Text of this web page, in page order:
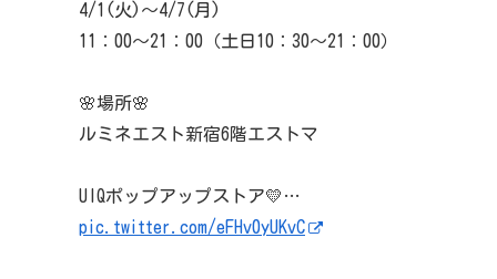
4/1(火)～4/7(月)
11：00～21：00（土日10：30～21：00）
🌸場所🌸
ルミネエスト新宿6階エストマ
UIQポップアップストア💛…
pic.twitter.com/eFHv0yUKvC